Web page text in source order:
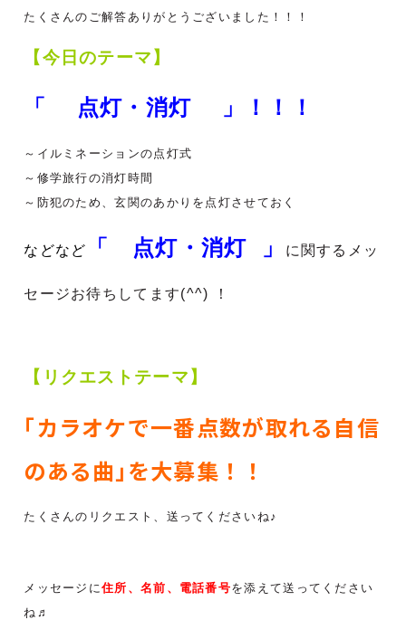
たくさんのご解答ありがとうございました！！！
【今日のテーマ】
「 点灯・消灯 」！！！
～イルミネーションの点灯式
～修学旅行の消灯時間
～防犯のため、玄関のあかりを点灯させておく
などなど 「 点灯・消灯 」 に関するメッ
セージお待ちしてます(^^) ！
【リクエストテーマ】
｢カラオケで一番点数が取れる自信
のある曲｣ を大募集！！
たくさんのリクエスト、送ってくださいね♪
メッセージに住所、名前、電話番号を添えて送ってください
ね♬